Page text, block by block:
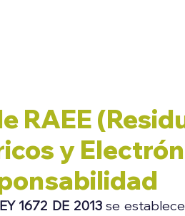
RAEE
y
1672 DE 2013 se